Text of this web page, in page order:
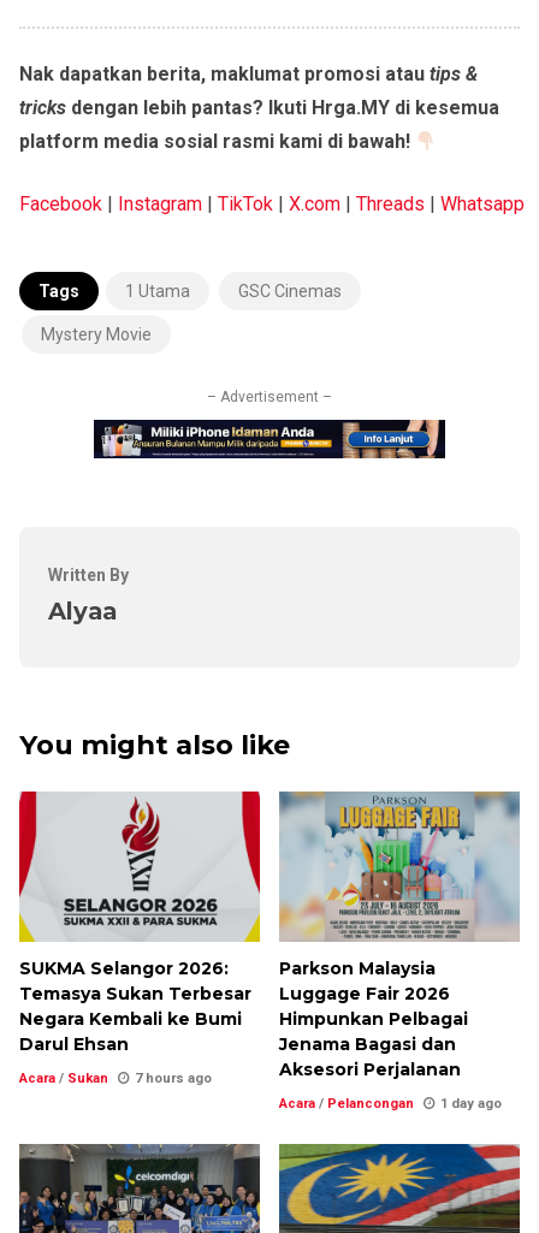
Nak dapatkan berita, maklumat promosi atau tips &
tricks dengan lebih pantas? Ikuti Hrga.MY di kesemua
platform media sosial rasmi kami di bawah!
Facebook Instagram TikTok X.com Threads Whatsapp
Tags 1 Utama GSC Cinemas
Mystery Movie
– Advertisement –
Written By
Alyaa
You might also like
SUKMA Selangor 2026:
Temasya Sukan Terbesar
Negara Kembali ke Bumi
Darul Ehsan
Acara / Sukan 7 hours ago
Parkson Malaysia
Luggage Fair 2026
Himpunkan Pelbagai
Jenama Bagasi dan
Aksesori Perjalanan
Acara / Pelancongan 1 day ago